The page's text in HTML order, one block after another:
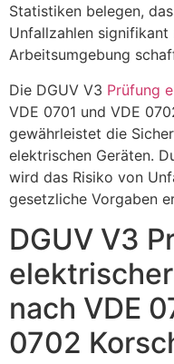
Statistiken belegen,
Unfallzahlen
Arbeitsumgebung
Die DGUV V3 Prüfung
VDE 0701 und VDE
gewährleistet die
elektrischen Geräten.
wird das Risiko von
gesetzliche Vorgaben
DGUV V3
nach VDE
0702